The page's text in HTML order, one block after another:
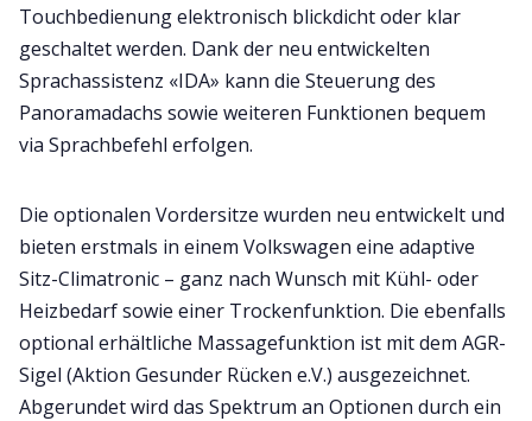
Touchbedienung elektronisch blickdicht oder klar
geschaltet werden. Dank der neu entwickelten
Sprachassistenz «IDA» kann die Steuerung des
Panoramadachs sowie weiteren Funktionen bequem
via Sprachbefehl erfolgen.
Die optionalen Vordersitze wurden neu entwickelt und
bieten erstmals in einem Volkswagen eine adaptive
Sitz-Climatronic – ganz nach Wunsch mit Kühl- oder
Heizbedarf sowie einer Trockenfunktion. Die ebenfalls
optional erhältliche Massagefunktion ist mit dem AGR-
Sigel (Aktion Gesunder Rücken e.V.) ausgezeichnet.
Abgerundet wird das Spektrum an Optionen durch ein